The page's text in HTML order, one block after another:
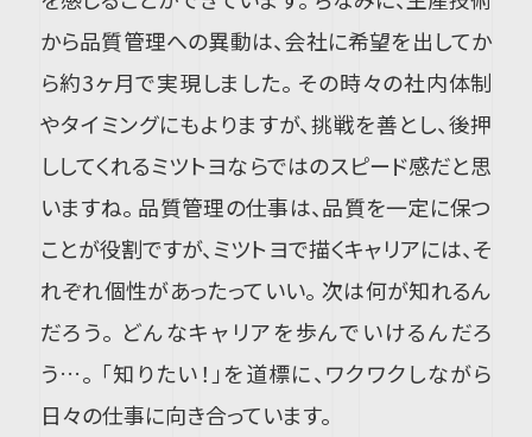
から品質管理への異動は、会社に希望を出してか
ら約3ヶ月で実現しました。 その時々の社内体制
やタイミングにもよりますが、挑戦を善とし、後押
ししてくれるミツトヨならではのスピード感だと思
いますね。 品質管理の仕事は、品質を一定に保つ
ことが役割ですが、ミツトヨで描くキャリアには、そ
れぞれ個性があったっていい。 次は何が知れるん
だろう。 どんなキャリアを歩んでいけるんだろ
う…。 「知りたい！」を道標に、ワクワクしながら
日々の仕事に向き合っています。